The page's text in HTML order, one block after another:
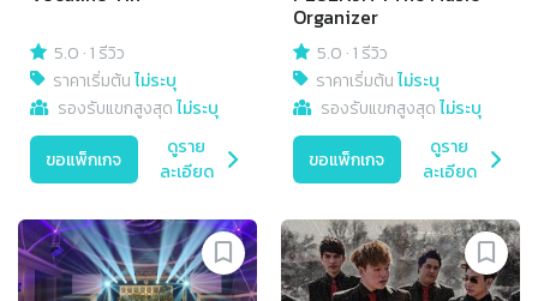
5.0 ·1 รีวิว
ราคาเริ่มต้นไม่ระบุ
รองรับแขกสูงสุดไม่ระบุ
ขอแพ็กเกจ
ดูราย
ละเอียด
Organizer
5.0 ·1 รีวิว
ราคาเริ่มต้นไม่ระบุ
รองรับแขกสูงสุดไม่ระบุ
ขอแพ็กเกจ
ดูราย
ละเอียด